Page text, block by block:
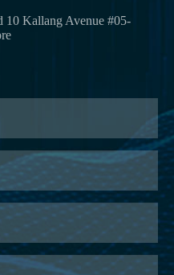
10 Kallang Avenue #05-